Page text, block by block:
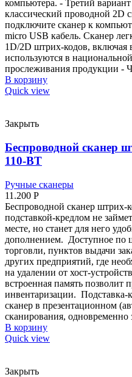
компьютера. - Третий
классический проводной 2D
подключите сканер к
micro USB кабель. Сканер
1D/2D штрих-кодов, включая
используются в
прослеживания продукции -
В корзину
Quick view
Закрыть
Беспроводной сканер
110-BT
Ручные сканеры
11.200 Р
Беспроводной сканер штрих-
подставкой-кредлом не
месте, но станет для него
дополнением. Доступное по
торговли, пунктов выдачи
других предприятий, где
на удалении от хост-
встроенная память позволит
инвентаризации. Подставка-
сканер в презентационном
сканирования, одновременно
В корзину
Quick view
Закрыть